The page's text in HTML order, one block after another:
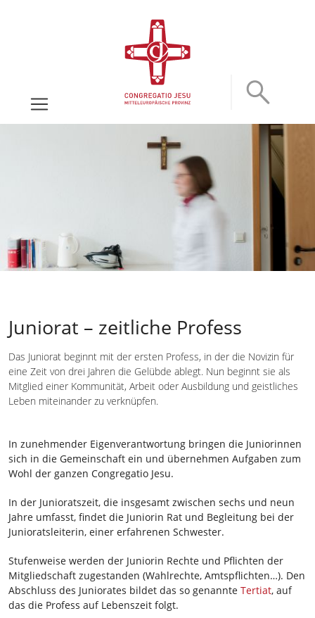
Juniorat – zeitliche Profess
Das Juniorat beginnt mit der ersten Profess, in der die Novizin für
eine Zeit von drei Jahren die Gelübde ablegt. Nun beginnt sie als
Mitglied einer Kommunität, Arbeit oder Ausbildung und geistliches
Leben miteinander zu verknüpfen.
In zunehmender Eigenverantwortung bringen die Juniorinnen
sich in die Gemeinschaft ein und übernehmen Aufgaben zum
Wohl der ganzen Congregatio Jesu.
In der Junioratszeit, die insgesamt zwischen sechs und neun
Jahre umfasst, findet die Juniorin Rat und Begleitung bei der
Junioratsleiterin, einer erfahrenen Schwester.
Stufenweise werden der Juniorin Rechte und Pflichten der
Mitgliedschaft zugestanden (Wahlrechte, Amtspflichten…). Den
Abschluss des Juniorates bildet das so genannte Tertiat, auf
das die Profess auf Lebenszeit folgt.